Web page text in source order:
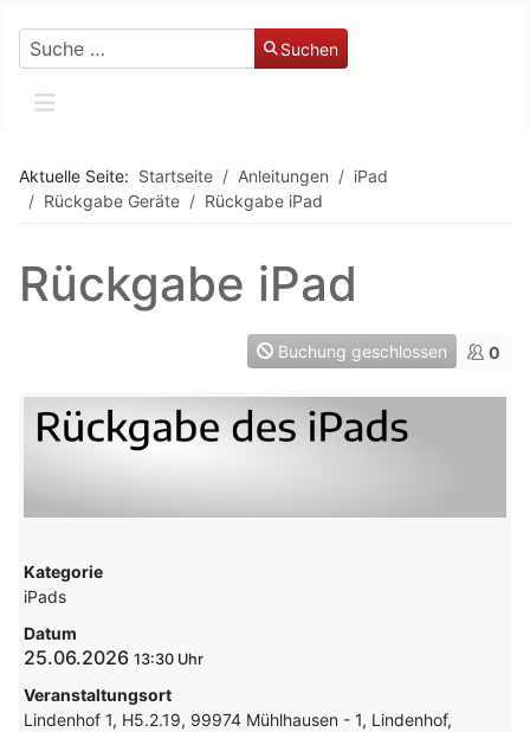
Suchen Suchen
Aktuelle Seite: Startseite Anleitungen
iPad
Rückgabe Geräte
Rückgabe iPad
Rückgabe iPad
Buchung geschlossen 0
Kategorie
iPads
Datum
25.06.2026 13:30
Veranstaltungsort
Lindenhof 1, H5.2.19, 99974 Mühlhausen - 1, Lindenhof,